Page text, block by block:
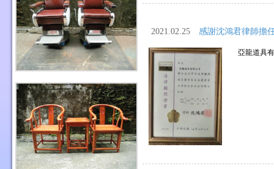
2021.02.25 感謝沈鴻君律師擔
亞龍道具